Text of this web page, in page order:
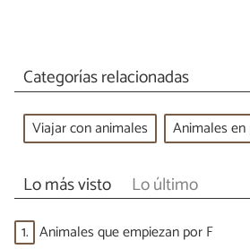
Categorías relacionadas
Viajar con animales Animales
Lo más visto Lo último
1. Animales que empiezan por F